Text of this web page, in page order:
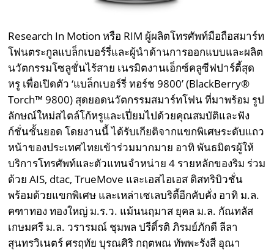
Research In Motion หรือ RIM ผู้ผลิตโทรศัพท์มือถือสมาร์ท
โฟนตระกูลแบล็กเบอร์รี่และผู้นำด้านการออกแบบและผลิต
นวัตกรรมโซลูชั่นไร้สาย เนรมิตงานเอ็กซ์คลูซีฟปาร์ตี้สุด
หรู เพื่อเปิดตัว ‘แบล็กเบอร์รี่ ทอร์ช 9800’ (BlackBerry®
Torch™ 9800) สุดยอดนวัตกรรมสมาร์ทโฟน ที่มาพร้อม รูป
ลักษณ์ใหม่สไตล์โก้หรูและเปี่ยมไปด้วยคุณสมบัติและฟัง
ก์ชั่นชั้นยอด โดยงานนี้ ได้รับเกียติจากแขกพิเศษระดับแถว
หน้าของประเทศไทยเข้าร่วมมากมาย อาทิ พันธมิตรผู้ให้
บริการโทรศัพท์และตัวแทนจำหน่าย 4 รายหลักของริม ร่วม
ด้วย AIS, dtac, TrueMove และเอสไอเอส ดิสทริบิวชั่น
พร้อมด้วยแขกพิเศษ และเหล่าเซเลบริตี้อีกคับคั่ง อาทิ ม.ล.
คฑาทอง ทองใหญ่ ม.ร.ว. แม้นนฤมาส ยุคล ม.ล. กัณทลัส
เกษมศรี ม.ล. วรารมณ์ ชุมพล ปรีดิ์รติ ภิรมย์ภักดี ลีลา
สุนทรวิเนตร์ ศรฤทัย บุรณศิริ กฤตพณ ทัพพะรังสี อุณา